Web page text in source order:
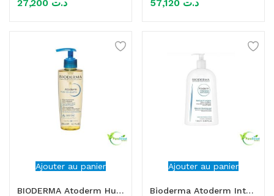
د.ت د.ت
Ajouter au panier
BIODERMA Atoderm Huile De Douche 200ml
Ajouter au panier
Bioderma Atoderm Intensive Ultra-Apaisant Gel Moussant 1L